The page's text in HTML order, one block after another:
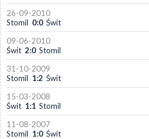
26-09-2010
Stomil 0:0 Świt
09-06-2010
Świt 2:0 Stomil
31-10-2009
Stomil 1:2 Świt
15-03-2008
Świt 1:1 Stomil
11-08-2007
Stomil 1:0 Świt